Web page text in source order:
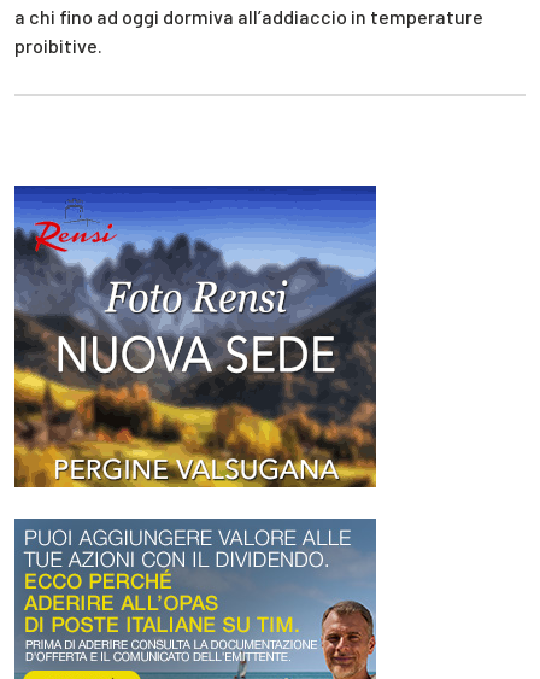
a chi fino ad oggi dormiva all’addiaccio in temperature
proibitive.